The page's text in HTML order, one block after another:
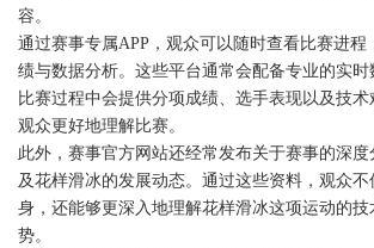
容。
通过赛事专属APP，观众可以随时查看比赛进程
绩与数据分析。这些平台通常会配备专业的实
比赛过程中会提供分项成绩、选手表现以及技
观众更好地理解比赛。
此外，赛事官方网站还经常发布关于赛事的深
及花样滑冰的发展动态。通过这些资料，观众
身，还能够更深入地理解花样滑冰这项运动的技
势。